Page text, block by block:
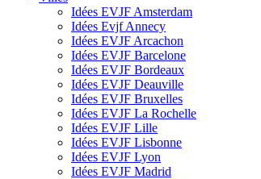
Idées EVJF Amsterdam
Idées Evjf Annecy
Idées EVJF Arcachon
Idées EVJF Barcelone
Idées EVJF Bordeaux
Idées EVJF Deauville
Idées EVJF Bruxelles
Idées EVJF La Rochelle
Idées EVJF Lille
Idées EVJF Lisbonne
Idées EVJF Lyon
Idées EVJF Madrid